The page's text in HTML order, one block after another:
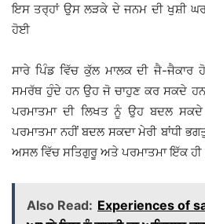
ਇਸ ਤਰ੍ਹਾਂ ਉਸ ਲੜਕੇ ਦੇ ਜਨਮ ਦੀ ਖੁਸ਼ੀ ਘਰ
ਹੋਈ
ਸਾਰੇ ਪਿੰਡ ਵਿੱਚ ਕੁੱਲ ਮਾਲਕ ਦੀ ਜੈ-ਜੈਕਾਰ
ਸਮਰੱਥ ਹੁੰਦੇ ਹਨ ਉਹ ਜੋ ਚਾਹੁਣ ਕਰ ਸਕਦੇ
ਪਰਮਾਤਮਾ ਦੀ ਲਿਖਤ ਨੂੰ ਉਹ ਬਦਲ
ਪਰਮਾਤਮਾ ਨਹੀਂ ਬਦਲ ਸਕਦਾ ਮੇਰੀ ਬਾਂਧੀ
ਅਸਲ ਵਿੱਚ ਸਤਿਗੁਰੂ ਅਤੇ ਪਰਮਾਤਮਾ ਇੱਕ ਹੀ
Also Read: Experiences of